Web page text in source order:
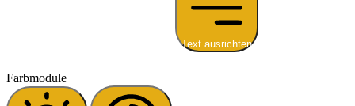
Text ausrichten
Farbmodule